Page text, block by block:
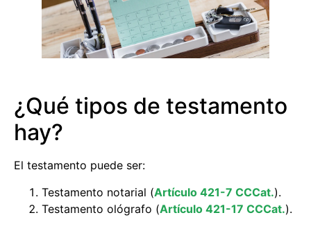
¿Qué tipos de testamento
hay?
El testamento puede ser:
Testamento notarial (Artículo 421-7 CCCat.).
Testamento ológrafo (Artículo 421-17 CCCat.).